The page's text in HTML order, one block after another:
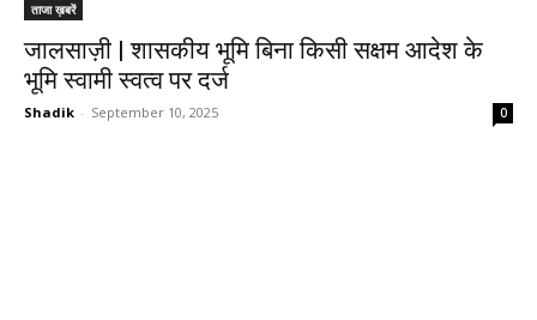
ताजा ख़बरें
जालसाज़ी | शासकीय भूमि बिना किसी सक्षम आदेश के
भूमि स्वामी स्वत्व पर दर्ज
Shadik - September 10, 2025 0